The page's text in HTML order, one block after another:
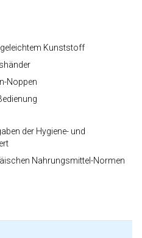
Kunststoff
Noppen
der Hygiene- und
Nahrungsmittel-Normen